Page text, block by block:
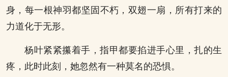
身，每一根神羽都坚固不朽，双翅一扇，所有打来的
力道化于无形。
杨叶紧紧攥着手，指甲都要掐进手心里，扎的生
疼，此时此刻，她忽然有一种莫名的恐惧。